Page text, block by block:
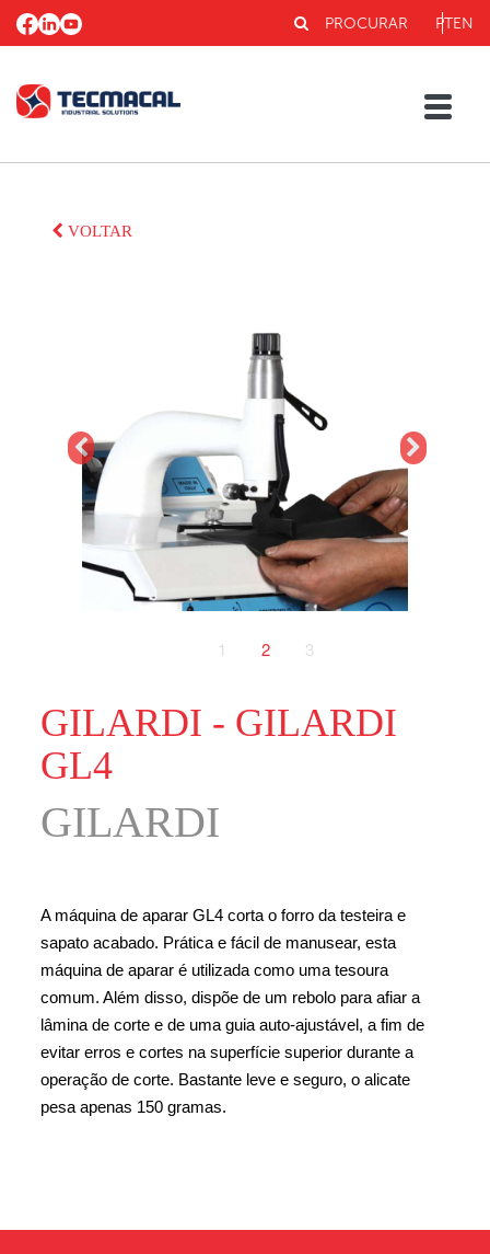
EN
PT
PROCURAR
VOLTAR
1 2 3
GILARDI - GILARDI
GL4
GILARDI
A máquina de aparar GL4 corta o forro da testeira e
sapato acabado. Prática e fácil de manusear, esta
máquina de aparar é utilizada como uma tesoura
comum. Além disso, dispõe de um rebolo para afiar a
lâmina de corte e de uma guia auto-ajustável, a fim de
evitar erros e cortes na superfície superior durante a
operação de corte. Bastante leve e seguro, o alicate
pesa apenas 150 gramas.